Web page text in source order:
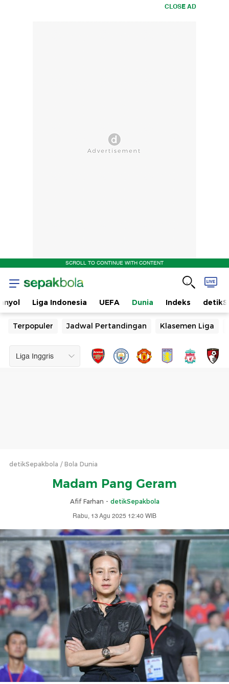
CLOSE AD
SCROLL TO CONTINUE WITH CONTENT
Liga Indonesia UEFA Dunia Indeks
Terpopuler Jadwal Pertandingan Klasemen Liga
detikSepakbola Bola Dunia
Madam Pang Geram
Afif Farhan - detikSepakbola
Rabu, 13 Agu 2025 12:40 WIB